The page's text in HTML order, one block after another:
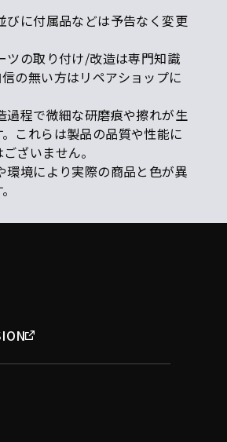
に付属品などは予告なく変更
の取り付け/改造は専門知識
の無い方はリペアショップに
程で微細な研磨痕や擦れが生
これらは製品の品質や性能に
ざいません。
境により実際の商品と色が異